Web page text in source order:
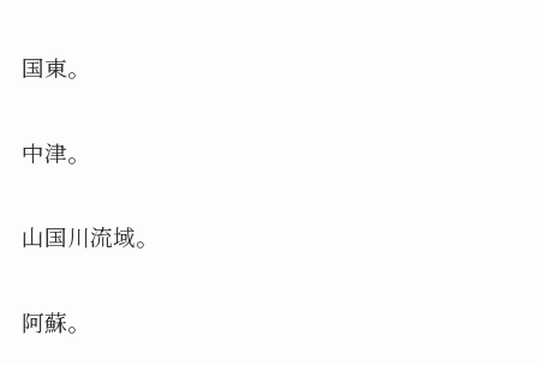
国東。
中津。
山国川流域。
阿蘇。